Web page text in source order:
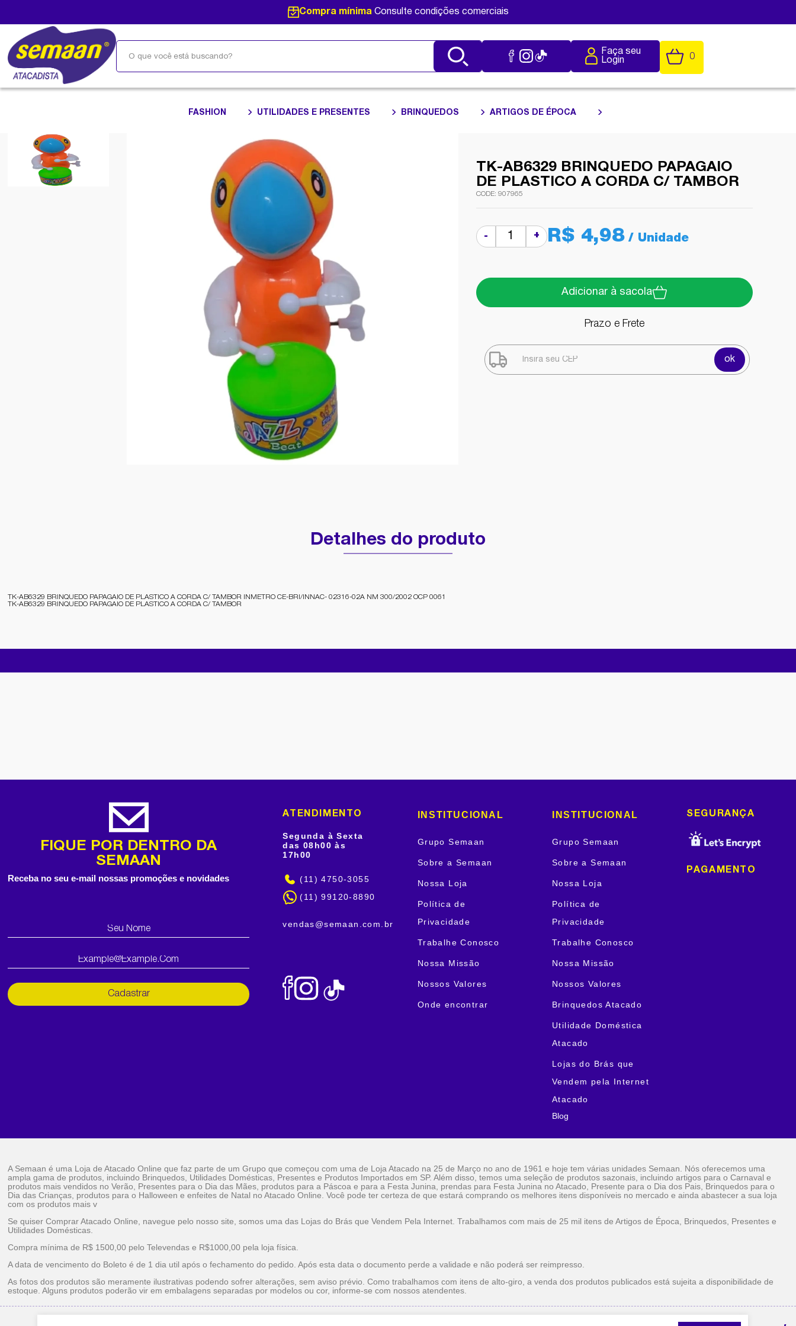
Compra mínimaConsulte condições comerciais
Faça seu
Login
0
FASHION UTILIDADES E PRESENTES BRINQUEDOS ARTIGOS DE ÉPOCA
TK-AB6329 BRINQUEDO PAPAGAIO
DE PLASTICO A CORDA C/ TAMBOR
907965
- + R$ 4,98
Adicionar à sacola
Prazo e Frete
ok
Detalhes do produto
TK-AB6329 BRINQUEDO PAPAGAIO DE PLASTICO A CORDA C/ TAMBOR INMETRO CE-BRI/INNAC- 02316-02A NM 300/2002 OCP 0061
TK-AB6329 BRINQUEDO PAPAGAIO DE PLASTICO A CORDA C/ TAMBOR
FIQUE POR DENTRO DA
SEMAAN
Receba no seu e-mail nossas promoções e novidades
Cadastrar
ATENDIMENTO
Segunda à Sexta
das 08h00 às
17h00
(11) 4750-3055
(11) 99120-8890
vendas@semaan.com.br
INSTITUCIONAL
Grupo Semaan
Sobre a Semaan
Nossa Loja
Política de
Privacidade
Trabalhe Conosco
Nossa Missão
Nossos Valores
Onde encontrar
INSTITUCIONAL
Grupo Semaan
Sobre a Semaan
Nossa Loja
Política de
Privacidade
Trabalhe Conosco
Nossa Missão
Nossos Valores
Brinquedos Atacado
Utilidade Doméstica
Atacado
Lojas do Brás que
Vendem pela Internet
Atacado
Blog
SEGURANÇA
PAGAMENTO
A Semaan é uma Loja de Atacado Online que faz parte de um Grupo que começou com uma de Loja Atacado na 25 de Março no ano de 1961 e hoje tem várias unidades Semaan. Nós oferecemos uma
ampla gama de produtos, incluindo Brinquedos, Utilidades Domésticas, Presentes e Produtos Importados em SP. Além disso, temos uma seleção de produtos sazonais, incluindo artigos para o Carnaval e
produtos mais vendidos no Verão, Presentes para o Dia das Mães, produtos para a Páscoa e para a Festa Junina, prendas para Festa Junina no Atacado, Presente para o Dia dos Pais, Brinquedos para o
Dia das Crianças, produtos para o Halloween e enfeites de Natal no Atacado Online. Você pode ter certeza de que estará comprando os melhores itens disponíveis no mercado e ainda abastecer a sua loja
com os produtos mais v
Se quiser Comprar Atacado Online, navegue pelo nosso site, somos uma das Lojas do Brás que Vendem Pela Internet. Trabalhamos com mais de 25 mil itens de Artigos de Época, Brinquedos, Presentes e
Utilidades Domésticas.
Compra mínima de R$ 1500,00 pelo Televendas e R$1000,00 pela loja física.
A data de vencimento do Boleto é de 1 dia util após o fechamento do pedido. Após esta data o documento perde a validade e não poderá ser reimpresso.
As fotos dos produtos são meramente ilustrativas podendo sofrer alterações, sem aviso prévio. Como trabalhamos com itens de alto-giro, a venda dos produtos publicados está sujeita a disponibilidade de
estoque. Alguns produtos poderão vir em embalagens separadas por modelos ou cor, informe-se com nossos atendentes.